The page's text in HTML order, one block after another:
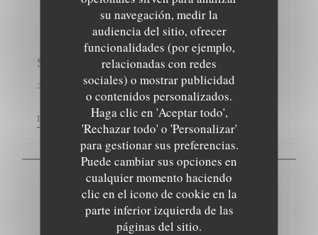
su navegación, medir la
audiencia del sitio, ofrecer
funcionalidades (por ejemplo,
relacionadas con redes
sociales) o mostrar publicidad
o contenidos personalizados.
Haga clic en 'Aceptar todo',
'Rechazar todo' o 'Personalizar'
para gestionar sus preferencias.
Puede cambiar sus opciones en
cualquier momento haciendo
clic en el icono de cookie en la
parte inferior izquierda de las
páginas del sitio.
Sortir à Paris
21/02/2018
LEA EL ARTICULO((ABRE EN UNA NUEVA VENTANA))